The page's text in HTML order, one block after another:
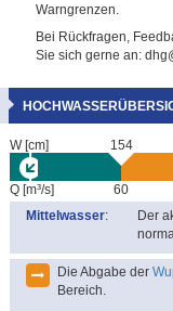
Warngrenzen.
Bei Rückfragen,
Sie sich gerne an:
W [cm] 154
Q [m³/s] 60
Mittelwasser:
Der
Die Abgabe der
Bereich.